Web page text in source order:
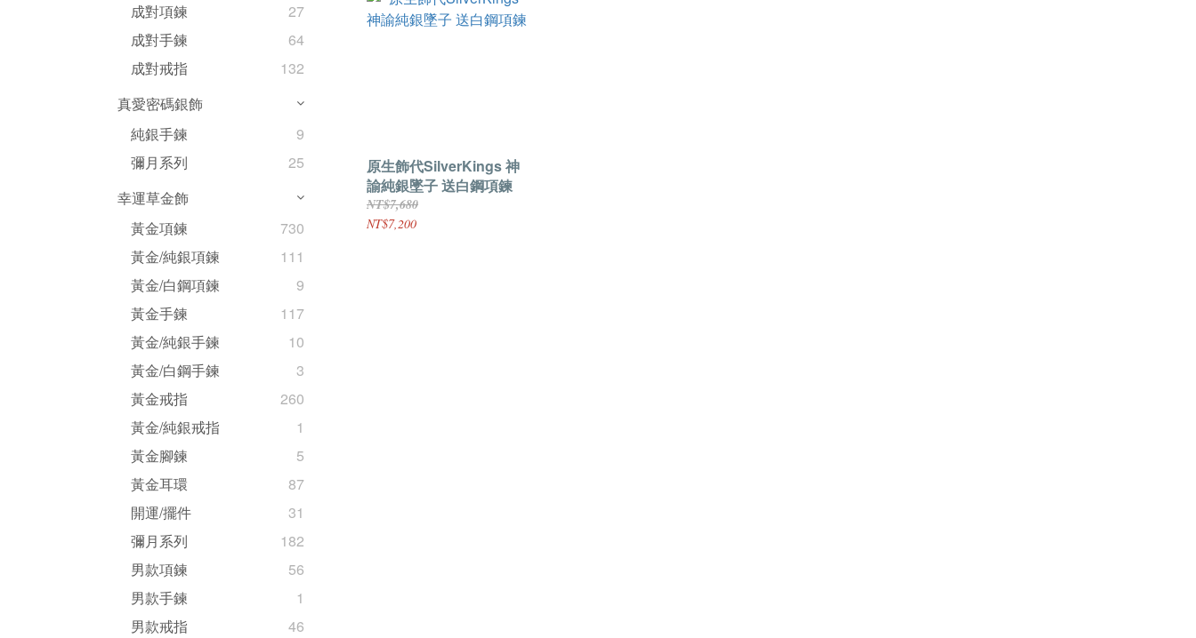
成對項鍊
27
成對手鍊
64
成對戒指
132
真愛密碼銀飾
純銀手鍊
9
彌月系列
25
幸運草金飾
黃金項鍊
730
黃金/純銀項鍊
111
黃金/白鋼項鍊
9
黃金手鍊
117
黃金/純銀手鍊
10
黃金/白鋼手鍊
3
黃金戒指
260
黃金/純銀戒指
1
黃金腳鍊
5
黃金耳環
87
開運/擺件
31
彌月系列
182
男款項鍊
56
男款手鍊
1
男款戒指
46
原生飾代SilverKings 神
諭純銀墜子 送白鋼項鍊
NT$7,680
NT$7,200